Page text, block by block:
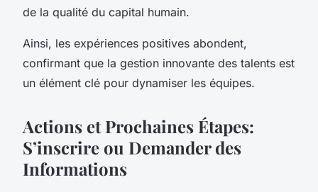
de la qualité du capital humain.
Ainsi, les expériences positives abondent,
confirmant que la gestion innovante des talents est
un élément clé pour dynamiser les équipes.
Actions et Prochaines Étapes:
S’inscrire ou Demander des
Informations